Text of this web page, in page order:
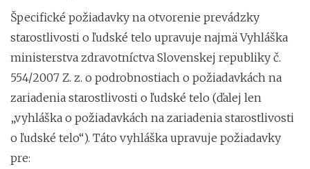
Špecifické požiadavky na otvorenie prevádzky
starostlivosti o ľudské telo upravuje najmä Vyhláška
ministerstva zdravotníctva Slovenskej republiky č.
554/2007 Z. z. o podrobnostiach o požiadavkách na
zariadenia starostlivosti o ľudské telo (ďalej len
„vyhláška o požiadavkách na zariadenia starostlivosti
o ľudské telo“). Táto vyhláška upravuje požiadavky
pre: